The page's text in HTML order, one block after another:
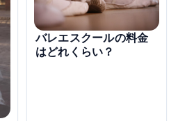
バレエスクールの料金
はどれくらい？